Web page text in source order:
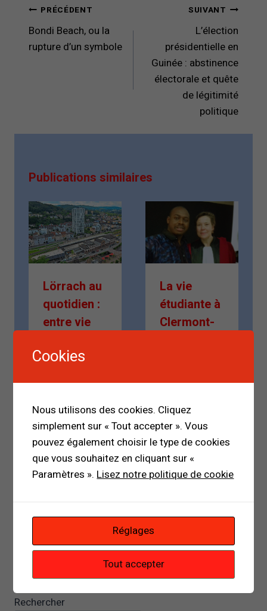
Navigation
de
l’article
PRÉCÉDENT
Bondi Beach, ou la
rupture d’un symbole
SUIVANT
L’élection
présidentielle en
Guinée : abstinence
électorale et quête
de légitimité
politique
Publications similaires
Lörrach au
quotidien :
entre vie
inspiration
e
Par
Mamadou Malal
Bah
16 octobre 2025
La vie
étudiante à
Clermont-
ambitions
Par
Mamadou Malal
Bah
10 décembre 2022
Rechercher
Cookies
Nous utilisons des cookies. Cliquez
simplement sur « Tout accepter ». Vous
pouvez également choisir le type de cookies
que vous souhaitez en cliquant sur «
Paramètres ».Lisez notre politique de cookie
Réglages
Tout accepter